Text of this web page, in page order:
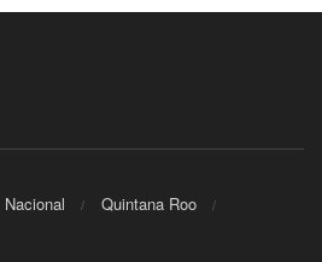
Nacional
Quintana Roo